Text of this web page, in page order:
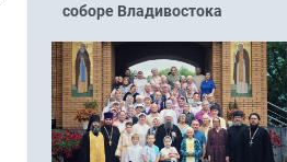
соборе Владивостока